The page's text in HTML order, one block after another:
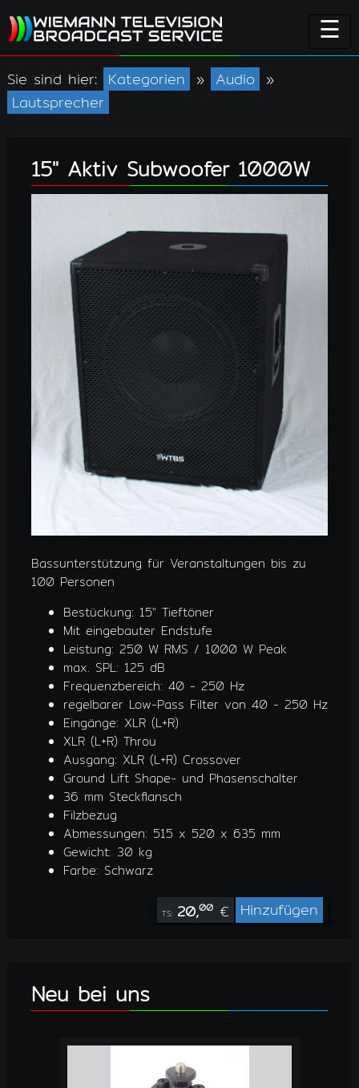
☰
Sie sind hier: Kategorien » Audio »
Lautsprecher
15" Aktiv Subwoofer 1000W
Bassunterstützung für Veranstaltungen bis zu
100 Personen
Bestückung: 15" Tieftöner
Mit eingebauter Endstufe
Leistung: 250 W RMS / 1000 W Peak
max. SPL: 125 dB
Frequenzbereich: 40 - 250 Hz
regelbarer Low-Pass Filter von 40 - 250 Hz
Eingänge: XLR (L+R)
XLR (L+R) Throu
Ausgang: XLR (L+R) Crossover
Ground Lift Shape- und Phasenschalter
36 mm Steckflansch
Filzbezug
Abmessungen: 515 x 520 x 635 mm
Gewicht: 30 kg
Farbe: Schwarz
TS: 20,00 € Hinzufügen
Neu bei uns